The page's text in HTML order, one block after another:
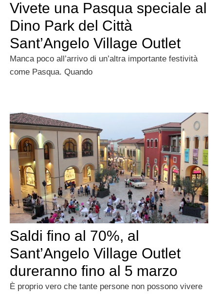
Vivete una Pasqua speciale al
Dino Park del Città
Sant’Angelo Village Outlet
Manca poco all’arrivo di un’altra importante festività
come Pasqua. Quando
Saldi fino al 70%, al
Sant’Angelo Village Outlet
dureranno fino al 5 marzo
È proprio vero che tante persone non possono vivere